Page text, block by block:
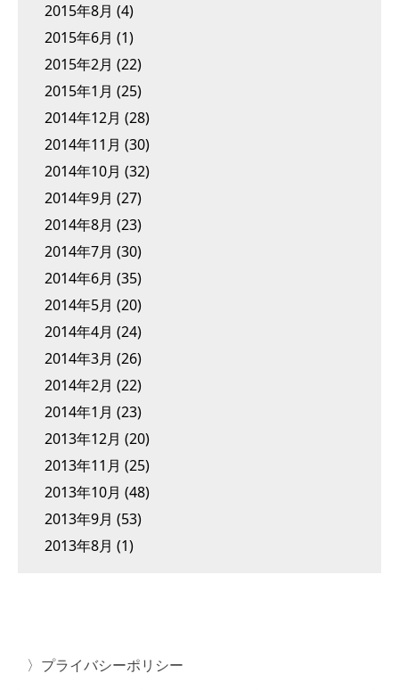
2015年8月 (4)
2015年6月 (1)
2015年2月 (22)
2015年1月 (25)
2014年12月 (28)
2014年11月 (30)
2014年10月 (32)
2014年9月 (27)
2014年8月 (23)
2014年7月 (30)
2014年6月 (35)
2014年5月 (20)
2014年4月 (24)
2014年3月 (26)
2014年2月 (22)
2014年1月 (23)
2013年12月 (20)
2013年11月 (25)
2013年10月 (48)
2013年9月 (53)
2013年8月 (1)
プライバシーポリシー